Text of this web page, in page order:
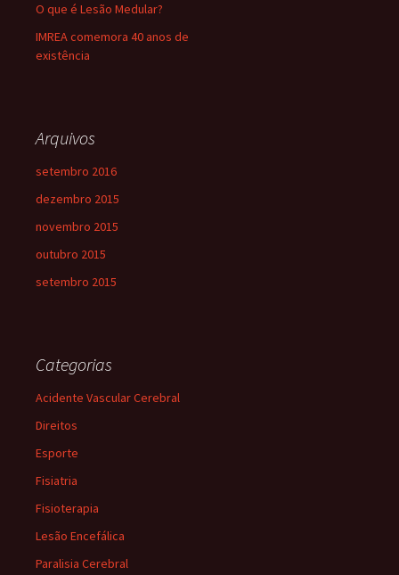
O que é Lesão Medular?
IMREA comemora 40 anos de
existência
Arquivos
setembro 2016
dezembro 2015
novembro 2015
outubro 2015
setembro 2015
Categorias
Acidente Vascular Cerebral
Direitos
Esporte
Fisiatria
Fisioterapia
Lesão Encefálica
Paralisia Cerebral